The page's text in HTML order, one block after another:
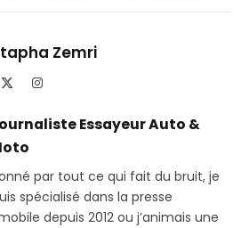
Telegram
Zemri
Instagram
Essayeur Auto &
par tout ce qui fait du bruit, je
spécialisé dans la presse
depuis 2012 ou j’animais une